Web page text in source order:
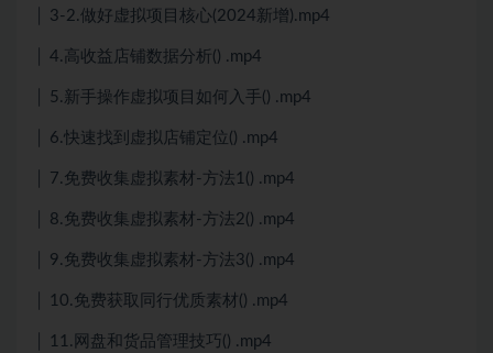
│ 3-2.做好虚拟项目核心(2024新增).mp4
│ 4.高收益店铺数据分析() .mp4
│ 5.新手操作虚拟项目如何入手() .mp4
│ 6.快速找到虚拟店铺定位() .mp4
│ 7.免费收集虚拟素材-方法1() .mp4
│ 8.免费收集虚拟素材-方法2() .mp4
│ 9.免费收集虚拟素材-方法3() .mp4
│ 10.免费获取同行优质素材() .mp4
│ 11.网盘和货品管理技巧() .mp4